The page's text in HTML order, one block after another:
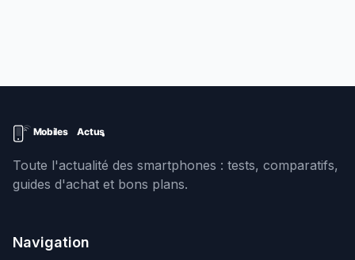
Toute l'actualité des smartphones : tests, comparatifs,
guides d'achat et bons plans.
Navigation